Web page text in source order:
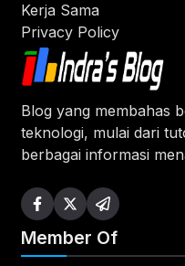
Blog yang membahas
teknologi, mulai dari
berbagai informasi
Kerja Sama
Privacy Policy
Member Of